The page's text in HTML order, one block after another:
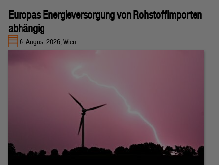
Europas Energieversorgung von Rohstoffimporten
abhängig
6. August 2026, Wien